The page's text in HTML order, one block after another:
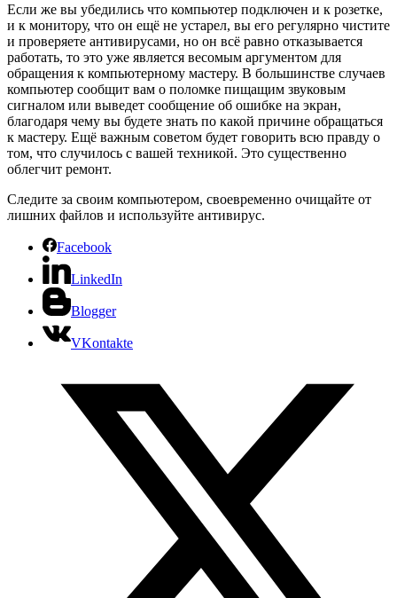
Если же вы убедились что компьютер подключен и к розетке,
и к монитору, что он ещё не устарел, вы его регулярно чистите
и проверяете антивирусами, но он всё равно отказывается
работать, то это уже является весомым аргументом для
обращения к компьютерному мастеру. В большинстве случаев
компьютер сообщит вам о поломке пищащим звуковым
сигналом или выведет сообщение об ошибке на экран,
благодаря чему вы будете знать по какой причине обращаться
к мастеру. Ещё важным советом будет говорить всю правду о
том, что случилось с вашей техникой. Это существенно
облегчит ремонт.
Следите за своим компьютером, своевременно очищайте от
лишних файлов и используйте антивирус.
Facebook
LinkedIn
Blogger
VKontakte